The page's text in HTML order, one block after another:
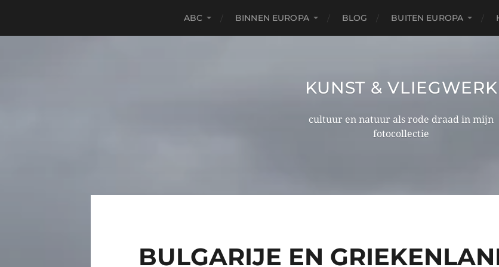
ABC BINNEN EUROPA BLOG BUITEN EUROPA
KUNST & VLIEGWERK
cultuur en natuur als rode draad in mijn
fotocollectie
BULGARIJE EN